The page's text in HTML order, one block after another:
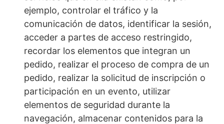
ejemplo, controlar el tráfico y la
comunicación de datos, identificar la sesión,
acceder a partes de acceso restringido,
recordar los elementos que integran un
pedido, realizar el proceso de compra de un
pedido, realizar la solicitud de inscripción o
participación en un evento, utilizar
elementos de seguridad durante la
navegación, almacenar contenidos para la